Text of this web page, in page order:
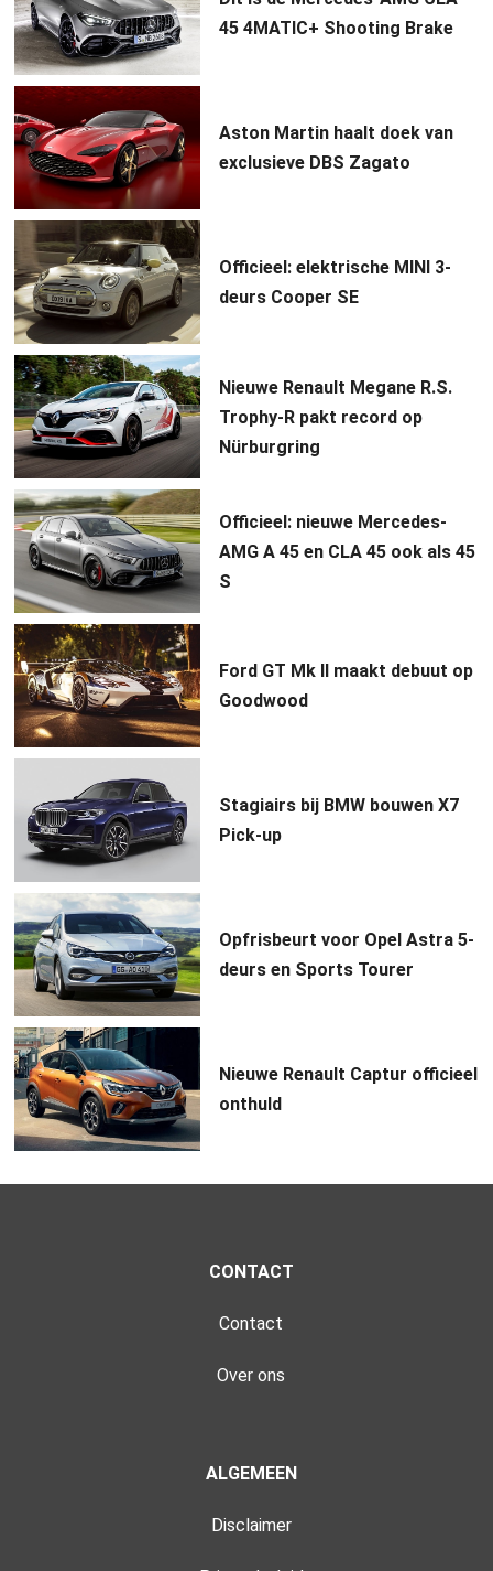
45 4MATIC+ Shooting Brake
Aston Martin haalt doek van
exclusieve DBS Zagato
Officieel: elektrische MINI 3-
deurs Cooper SE
Nieuwe Renault Megane R.S.
Trophy-R pakt record op
Nürburgring
Officieel: nieuwe Mercedes-
AMG A 45 en CLA 45 ook als 45
S
Ford GT Mk II maakt debuut op
Goodwood
Stagiairs bij BMW bouwen X7
Pick-up
Opfrisbeurt voor Opel Astra 5-
deurs en Sports Tourer
Nieuwe Renault Captur officieel
onthuld
CONTACT
Contact
Over ons
ALGEMEEN
Disclaimer